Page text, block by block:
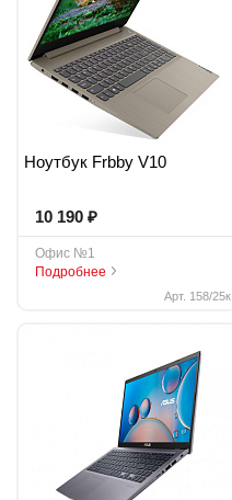
Ноутбук Frbby V10
10 190 ₽
Офис №1
Подробнее
Арт. 158/25к